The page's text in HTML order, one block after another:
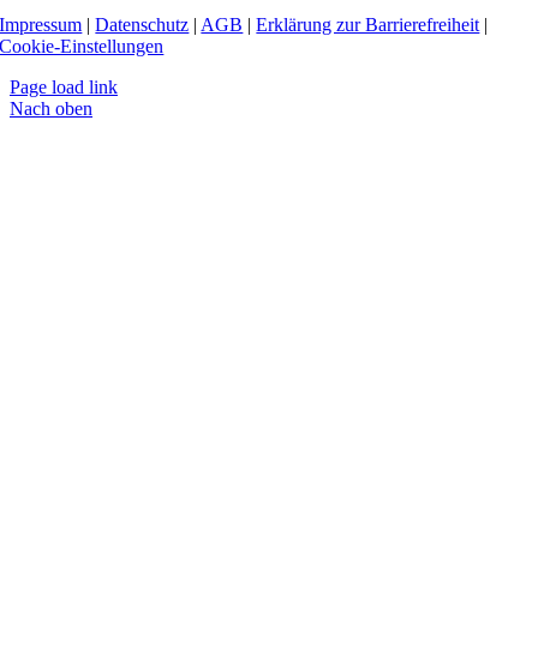
Impressum |Datenschutz | AGB |Erklärung zur Barrierefreiheit |
Cookie-Einstellungen
Page load link
Nach oben